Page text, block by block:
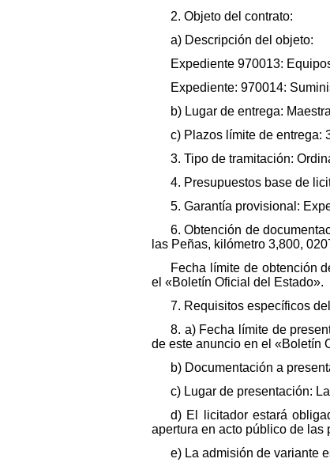
2. Objeto del contrato:
a) Descripción del objeto:
Expediente 970013:
Expediente: 970014:
b) Lugar de entrega:
c) Plazos límite de entrega:
3. Tipo de tramitación:
4. Presupuestos base de
5. Garantía provisional:
6. Obtención de
las Peñas, kilómetro 3,800,
Fecha límite de obtención
el «Boletín Oficial del Estado».
7. Requisitos específicos
8. a) Fecha límite de
de este anuncio en el «Boletín
b) Documentación a
c) Lugar de presentación:
d) El licitador estará
apertura en acto público de las
e) La admisión de variante